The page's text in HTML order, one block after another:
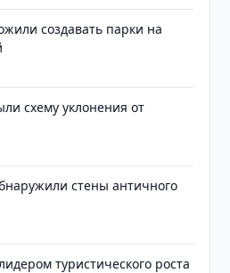
создавать парки на
схему уклонения от
стены античного
туристического роста